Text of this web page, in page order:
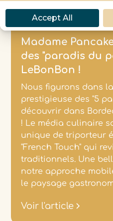
Presse
Madame
des "paradis du
LeBonBon !
Nous figurons dans
prestigieuse des "5
découvrir dans
! Le média culinaire
unique de triporteur
"French Touch" qui
traditionnels. Une
notre approche
le paysage
Voir l'article